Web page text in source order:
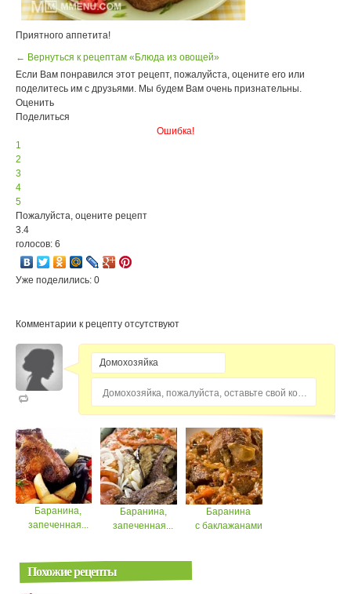
Приятного аппетита!
← Вернуться к рецептам «Блюда из овощей»
Если Вам понравился этот рецепт, пожалуйста, оцените его или
поделитесь им с друзьями. Мы будем Вам очень признательны.
Оценить
Поделиться
Ошибка!
1
2
3
4
5
Пожалуйста, оцените рецепт
3.4
голосов: 6
Уже поделились: 0
Комментарии к рецепту отсутствуют
Баранина,
запеченная...
Баранина,
запеченная...
Баранина
с баклажанами
Похожие рецепты